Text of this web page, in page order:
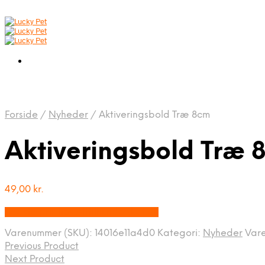
Forside / Nyheder / Aktiveringsbold Træ 8cm
Aktiveringsbold Træ
49,00 kr.
Varenummer (SKU): 14016e11a4d0 Kategori: Nyheder
Previous Product
Next Product